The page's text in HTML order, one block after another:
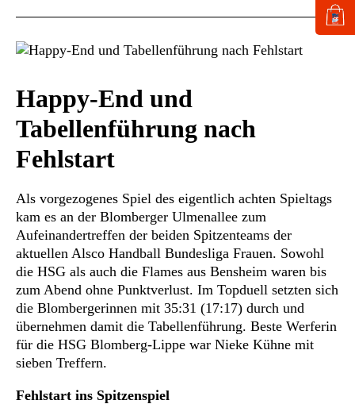
Happy-End und
Tabellenführung nach
Fehlstart
Als vorgezogenes Spiel des eigentlich achten Spieltags
kam es an der Blomberger Ulmenallee zum
Aufeinandertreffen der beiden Spitzenteams der
aktuellen Alsco Handball Bundesliga Frauen. Sowohl
die HSG als auch die Flames aus Bensheim waren bis
zum Abend ohne Punktverlust. Im Topduell setzten sich
die Blombergerinnen mit 35:31 (17:17) durch und
übernehmen damit die Tabellenführung. Beste Werferin
für die HSG Blomberg-Lippe war Nieke Kühne mit
sieben Treffern.
Fehlstart ins Spitzenspiel